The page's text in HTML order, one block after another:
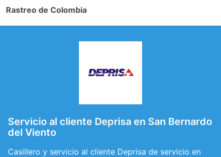
Rastreo de Colombia
Servicio al cliente Deprisa en San Bernardo
del Viento
Casillero y servicio al cliente Deprisa de servicio en